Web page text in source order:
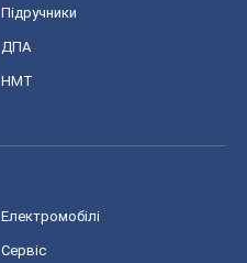
Підручники
ДПА
НМТ
Електромобілі
Сервіс